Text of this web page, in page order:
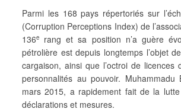
Parmi les 168 pays répertoriés sur
(Corruption Perceptions Index) de
136e
rang et sa position n’a guère
pétrolière est depuis longtemps l’objet
cargaison, ainsi que l’octroi de
personnalités au pouvoir.
mars 2015, a rapidement fait de la
déclarations et mesures.